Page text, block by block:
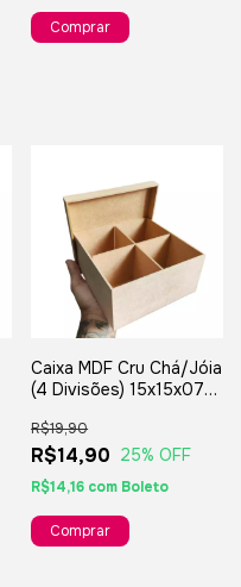
Caixa MDF Cru Chá/Jóia
(4 Divisões) 15x15x07
R$14,90
R$19,90
25% OFF
R$14,16 com Boleto